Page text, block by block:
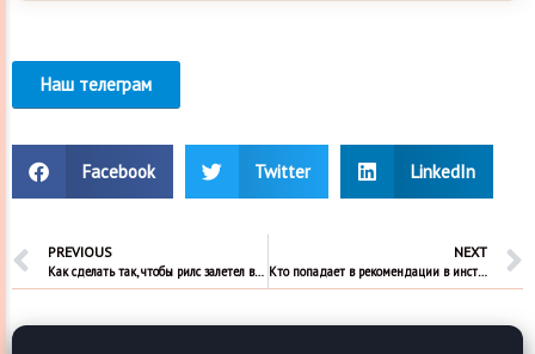
Наш телеграм
Facebook Twitter LinkedIn
PREVIOUS
Как сделать так, чтобы рилс залетел в рекомендации и набрал много просмотров
NEXT
Кто попадает в рекомендации в инстаграм и почему показываются эти люди